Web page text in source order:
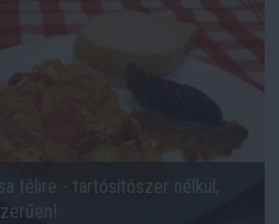
télire - tartósítószer nélkül,